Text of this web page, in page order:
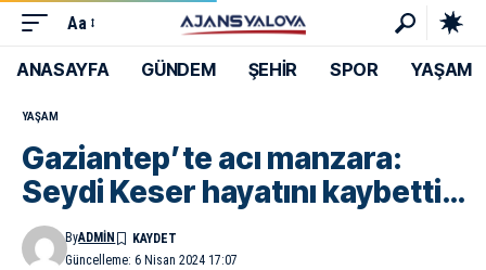
Aa
ANASAYFA GÜNDEM ŞEHİR SPOR YAŞAM
YAŞAM
Gaziantep’te acı manzara:
Seydi Keser hayatını kaybetti…
Güncelleme: 6 Nisan 2024 17:07
ByADMIN